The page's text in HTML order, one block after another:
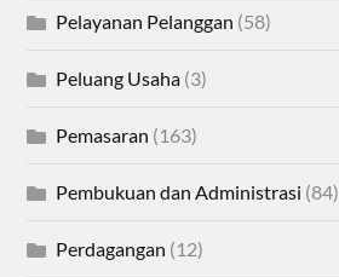
Pelayanan Pelanggan (58)
Peluang Usaha (3)
Pemasaran (163)
Pembukuan dan Administrasi (84)
Perdagangan (12)